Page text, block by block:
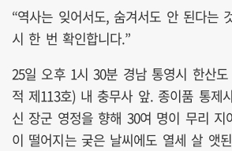
“역사는 잊어서도, 숨겨서도 안 된다는
시 한 번 확인합니다.”
25일 오후 1시 30분 경남 통영시 한산
적 제113호) 내 충무사 앞. 종이품 통제
신 장군 영정을 향해 30여 명이 무리 지
이 떨어지는 궂은 날씨에도 열세 살 앳